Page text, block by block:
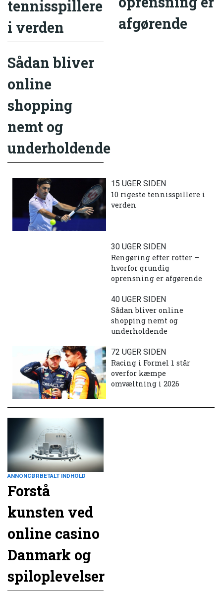
tennisspillere
i verden
afgørende
Sådan bliver
online
shopping
nemt og
underholdende
15 UGER SIDEN
10 rigeste tennisspillere i
verden
30 UGER SIDEN
Rengøring efter rotter –
hvorfor grundig
oprensning er afgørende
40 UGER SIDEN
Sådan bliver online
shopping nemt og
underholdende
72 UGER SIDEN
Racing i Formel 1 står
overfor kæmpe
omvæltning i 2026
ANNONCØRBETALT INDHOLD
Forstå
kunsten ved
online casino
Danmark og
spiloplevelser